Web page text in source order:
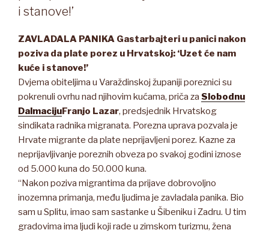
i stanove!’
ZAVLADALA PANIKA Gastarbajteri u panici nakon
poziva da plate porez u Hrvatskoj: ‘Uzet će nam
kuće i stanove!’
Dvjema obiteljima u Varaždinskoj županiji poreznici su
pokrenuli ovrhu nad njihovim kućama, priča za Slobodnu
DalmacijuFranjo Lazar, predsjednik Hrvatskog
sindikata radnika migranata. Porezna uprava pozvala je
Hrvate migrante da plate neprijavljeni porez. Kazne za
neprijavljivanje poreznih obveza po svakoj godini iznose
od 5.000 kuna do 50.000 kuna.
“Nakon poziva migrantima da prijave dobrovoljno
inozemna primanja, među ljudima je zavladala panika. Bio
sam u Splitu, imao sam sastanke u Šibeniku i Zadru. U tim
gradovima ima ljudi koji rade u zimskom turizmu, žena